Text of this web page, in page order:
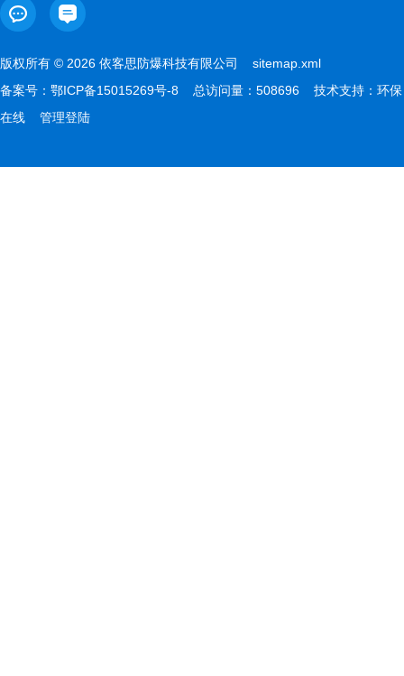
版权所有 © 2026 依客思防爆科技有限公司 sitemap.xml
备案号： 鄂ICP备15015269号-8 总访问量：508696 技术支持： 环保
在线
管理登陆